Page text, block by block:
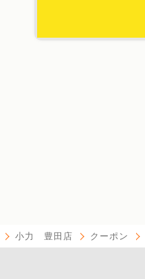
小力 豊田店 クーポン